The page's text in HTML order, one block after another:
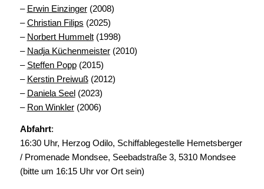
– Erwin Einzinger(2008)
–Christian Filips (2025)
– Norbert Hummelt(1998)
– Nadja Küchenmeister(2010)
– Steffen Popp(2015)
– Kerstin Preiwuß(2012)
– Daniela Seel(2023)
– Ron Winkler(2006)
Abfahrt:
16:30 Uhr, Herzog Odilo, Schiffablegestelle Hemetsberger
/ Promenade Mondsee, Seebadstraße 3, 5310 Mondsee
(bitte um 16:15 Uhr vor Ort sein)